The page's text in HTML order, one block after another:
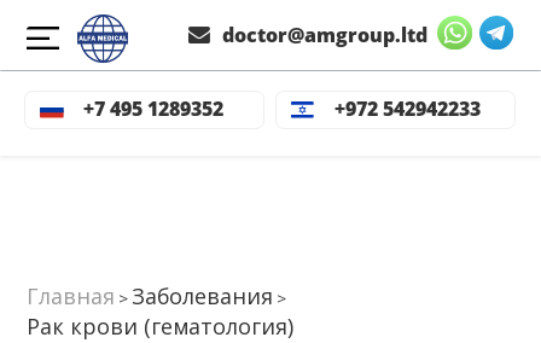
+7 495 1289352 +972 542942233
doctor@amgroup.ltd
Главная > Заболевания >
Рак крови (гематология)